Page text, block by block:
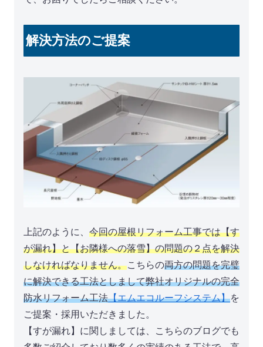
解決方法のご提案
上記のように、 今回の屋根リフォーム工事では【す
が漏れ】と【お隣様への落雪】の問題の２点を解決
しなければなりません。こちらの両方の問題を完璧
に解決できる工法としまして弊社オリジナルの完全
防水リフォーム工法【エムエコルーフシステム】を
ご提案・採用いただきました。
【すが漏れ】に関しましては、こちらのブログでも